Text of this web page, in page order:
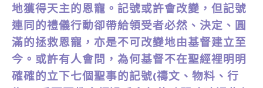
地獲得天主的恩寵。記號或許會改變，但記號
連同的禮儀行動卻帶給領受者必然、決定、圓
滿的拯救恩寵，亦是不可改變地由基督建立至
今。或許有人會問，為何基督不在聖經裡明明
確確的立下七個聖事的記號(禱文、物料、行